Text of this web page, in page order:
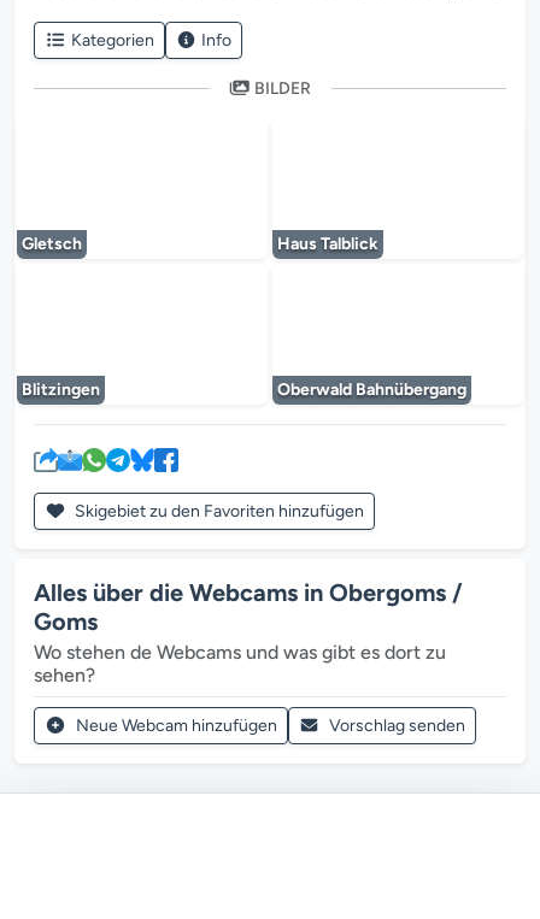
Kategorien Info
BILDER
Gletsch Haus Talblick
Blitzingen Oberwald Bahnübergang
Skigebiet zu den Favoriten hinzufügen
Alles über die Webcams in Obergoms /
Goms
Wo stehen de Webcams und was gibt es dort zu
sehen?
Neue Webcam hinzufügen Vorschlag senden